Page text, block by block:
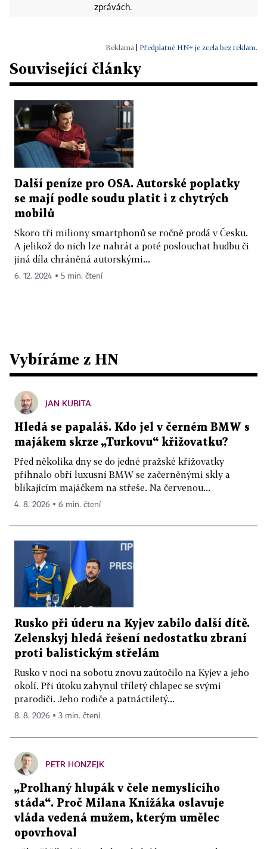
zprávách.
Předplatné HN+ je zcela bez reklam.
Související články
Další peníze pro OSA. Autorské poplatky
se mají podle soudu platit i z chytrých
mobilů
Skoro tři miliony smartphonů se ročně prodá v Česku.
A jelikož do nich lze nahrát a poté poslouchat hudbu či
jiná díla chráněná autorskými...
6. 12. 2024 ▪ 5 min. čtení
Vybíráme z HN
JAN KUBITA
Hledá se papaláš. Kdo jel v černém BMW s
majákem skrze „Turkovu“ křižovatku?
Před několika dny se do jedné pražské křižovatky
přihnalo obří luxusní BMW se začerněnými skly a
blikajícím majáčkem na střeše. Na červenou...
4. 8. 2026 ▪ 6 min. čtení
Rusko při úderu na Kyjev zabilo další dítě.
Zelenskyj hledá řešení nedostatku zbraní
proti balistickým střelám
Rusko v noci na sobotu znovu zaútočilo na Kyjev a jeho
okolí. Při útoku zahynul tříletý chlapec se svými
prarodiči. Jeho rodiče a patnáctiletý...
8. 8. 2026 ▪ 3 min. čtení
PETR HONZEJK
„Prolhaný hlupák v čele nemyslícího
stáda“. Proč Milana Knížáka oslavuje
vláda vedená mužem, kterým umělec
opovrhoval